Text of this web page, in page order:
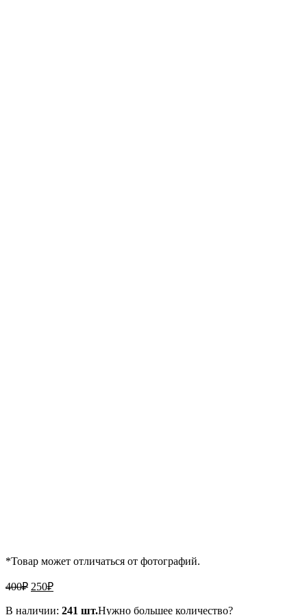
*Товар может отличаться от фотографий.
400₽ Первоначальная
составляла
250₽Текущая
250₽.
В наличии: 241 шт.Нужно большее количество?